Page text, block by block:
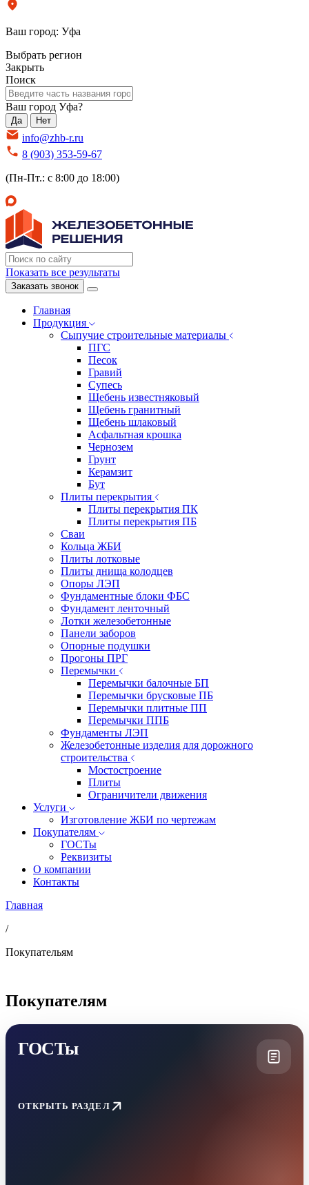
Ваш город: Уфа
Выбрать регион
Закрыть
Поиск
Ваш город Уфа?
Да Нет
info@zhb-r.ru
8 (903) 353-59-67
(Пн-Пт.: с 8:00 до 18:00)
Показать все результаты
Заказать звонок
Главная
Продукция
Сыпучие строительные материалы
ПГС
Песок
Гравий
Супесь
Щебень известняковый
Щебень гранитный
Щебень шлаковый
Асфальтная крошка
Чернозем
Грунт
Керамзит
Бут
Плиты перекрытия
Плиты перекрытия ПК
Плиты перекрытия ПБ
Сваи
Кольца ЖБИ
Плиты лотковые
Плиты днища колодцев
Опоры ЛЭП
Фундаментные блоки ФБС
Фундамент ленточный
Лотки железобетонные
Панели заборов
Опорные подушки
Прогоны ПРГ
Перемычки
Перемычки балочные БП
Перемычки брусковые ПБ
Перемычки плитные ПП
Перемычки ППБ
Фундаменты ЛЭП
Железобетонные изделия для дорожного
строительства
Мостостроение
Плиты
Ограничители движения
Услуги
Изготовление ЖБИ по чертежам
Покупателям
ГОСТы
Реквизиты
О компании
Контакты
Главная
/
Покупательям
Покупателям
ГОСТы
ОТКРЫТЬ РАЗДЕЛ